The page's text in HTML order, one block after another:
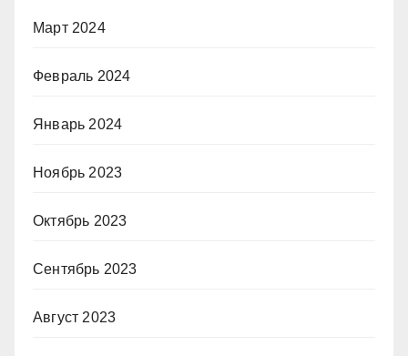
Март 2024
Февраль 2024
Январь 2024
Ноябрь 2023
Октябрь 2023
Сентябрь 2023
Август 2023